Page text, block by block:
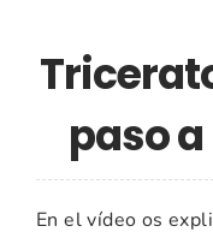
paso
En el vídeo os